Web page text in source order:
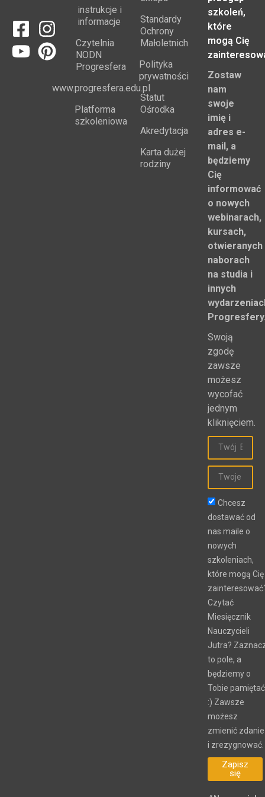
instrukcje i
informacje
Czytelnia
NODN
Progresfera
www.progresfera.edu.pl
Platforma
szkoleniowa
Standardy
Ochrony
Małoletnich
Polityka
prywatności
Statut
Ośrodka
Akredytacja
Karta dużej
rodziny
szkoleń,
które
mogą Cię
Zostaw
nam
swoje
imię i
adres e-
mail, a
będziemy
Cię
informować
o nowych
webinarach,
kursach,
otwieranych
naborach
na studia i
innych
Swoją
zgodę
zawsze
możesz
wycofać
jednym
kliknięciem.
Chcesz
dostawać od
nas maile o
nowych
szkoleniach,
które mogą Cię
Czytać
Miesięcznik
Nauczycieli
Jutra?
to pole, a
będziemy o
Tobie pamiętać
:) Zawsze
możesz
zmienić zdanie
i zrezygnować.
Zapisz
się